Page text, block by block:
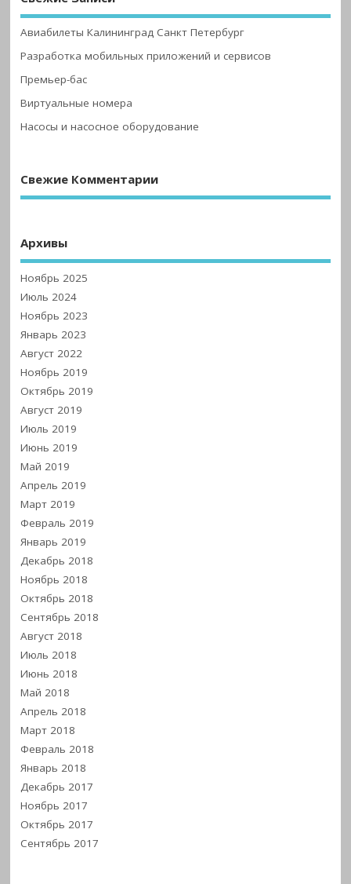
Авиабилеты Калининград Санкт Петербург
Разработка мобильных приложений и сервисов
Премьер-бас
Виртуальные номера
Насосы и насосное оборудование
Свежие Комментарии
Архивы
Ноябрь 2025
Июль 2024
Ноябрь 2023
Январь 2023
Август 2022
Ноябрь 2019
Октябрь 2019
Август 2019
Июль 2019
Июнь 2019
Май 2019
Апрель 2019
Март 2019
Февраль 2019
Январь 2019
Декабрь 2018
Ноябрь 2018
Октябрь 2018
Сентябрь 2018
Август 2018
Июль 2018
Июнь 2018
Май 2018
Апрель 2018
Март 2018
Февраль 2018
Январь 2018
Декабрь 2017
Ноябрь 2017
Октябрь 2017
Сентябрь 2017